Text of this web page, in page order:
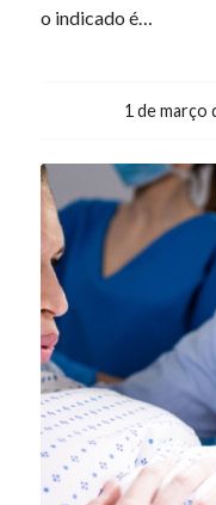
o indicado é…
1 de março/